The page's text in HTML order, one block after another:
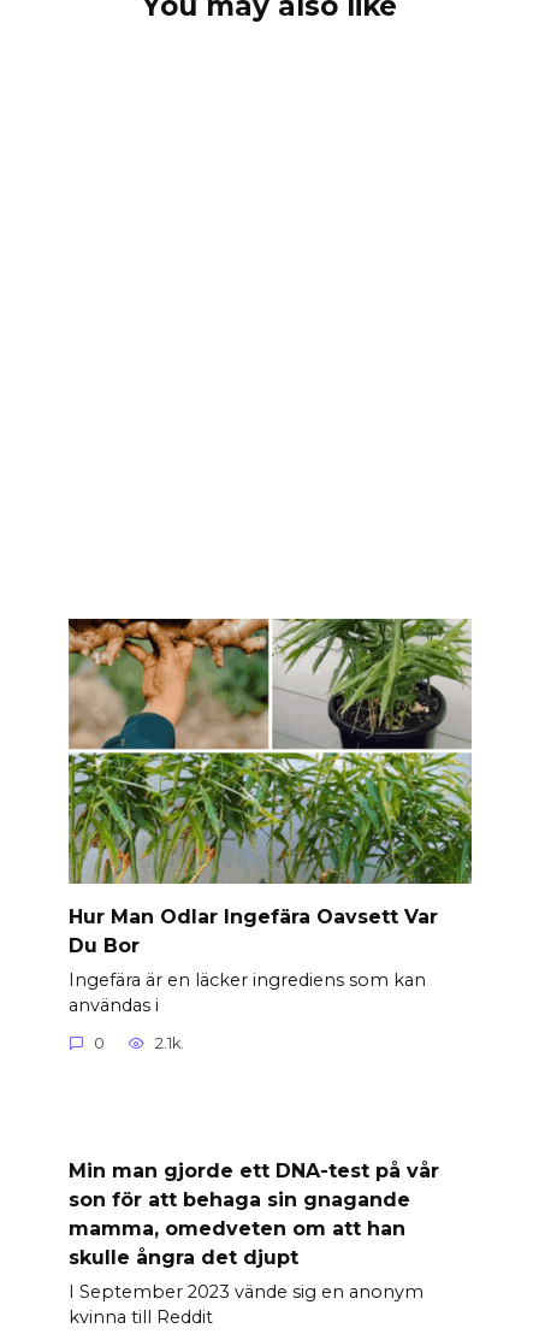
Hur Man Odlar Ingefära Oavsett Var
Du Bor
Ingefära är en läcker ingrediens som kan
användas i
0 2.1k.
Min man gjorde ett DNA-test på vår
son för att behaga sin gnagande
mamma, omedveten om att han
skulle ångra det djupt
I September 2023 vände sig en anonym
kvinna till Reddit